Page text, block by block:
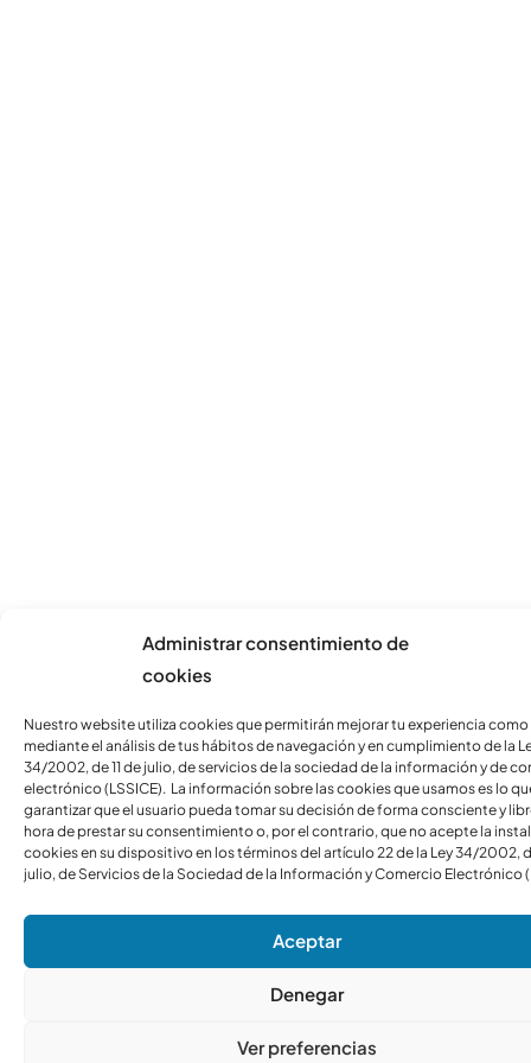
Administrar consentimiento de
cookies
Nuestro website utiliza cookies que permitirán mejorar tu experiencia como
mediante el análisis de tus hábitos de navegación y en cumplimiento de la
34/2002, de 11 de julio, de servicios de la sociedad de la información y de
electrónico (LSSICE). La información sobre las cookies que usamos es lo
garantizar que el usuario pueda tomar su decisión de forma consciente y
hora de prestar su consentimiento o, por el contrario, que no acepte la
cookies en su dispositivo en los términos del artículo 22 de la Ley 34/2002,
julio, de Servicios de la Sociedad de la Información y Comercio Electrónico
Aceptar
Denegar
Ver preferencias